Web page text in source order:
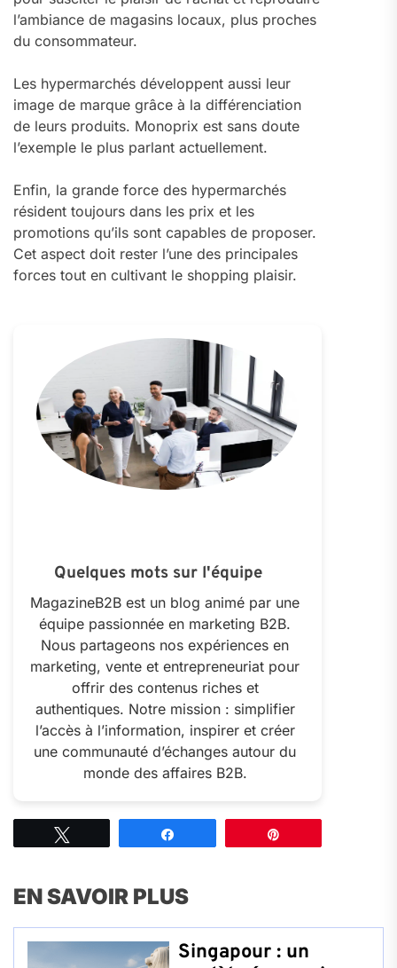
l’ambiance de magasins locaux, plus proches
du consommateur.
Les hypermarchés développent aussi leur
image de marque grâce à la différenciation
de leurs produits. Monoprix est sans doute
l’exemple le plus parlant actuellement.
Enfin, la grande force des hypermarchés
résident toujours dans les prix et les
promotions qu’ils sont capables de proposer.
Cet aspect doit rester l’une des principales
forces tout en cultivant le shopping plaisir.
Quelques mots sur l'équipe
MagazineB2B est un blog animé par une
équipe passionnée en marketing B2B.
Nous partageons nos expériences en
marketing, vente et entrepreneuriat pour
offrir des contenus riches et
authentiques. Notre mission : simplifier
l’accès à l’information, inspirer et créer
une communauté d’échanges autour du
monde des affaires B2B.
EN SAVOIR PLUS
Singapour : un